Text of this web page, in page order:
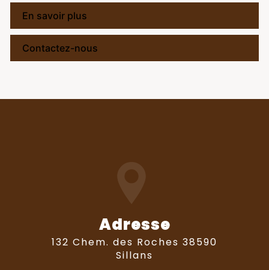
En savoir plus
Contactez-nous
Adresse
132 Chem. des Roches 38590
Sillans